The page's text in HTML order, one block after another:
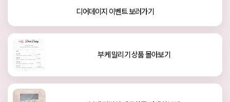
디어데이지 이벤트 보러가기
부케 말리기 상품 몰아보기